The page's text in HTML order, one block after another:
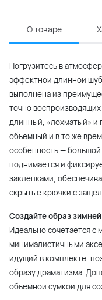
О товаре
Погрузитесь в
эффектной длинной
выполнена из
точно
длинный, «лохматый» и
объемный и в то же
особенность —
поднимается и
заклепками,
скрытые крючки с
Создайте образ
Идеально сочетается
минималистичными
идущий в комплекте,
образу драматизма.
объемной сумкой для